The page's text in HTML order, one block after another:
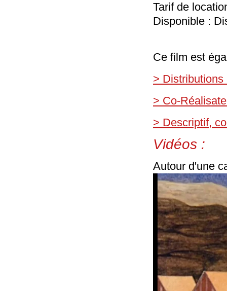
Tarif de
Disponible :
Ce film est
> Distributions
> Co-
> Descriptif,
Vidéos :
Autour d'une